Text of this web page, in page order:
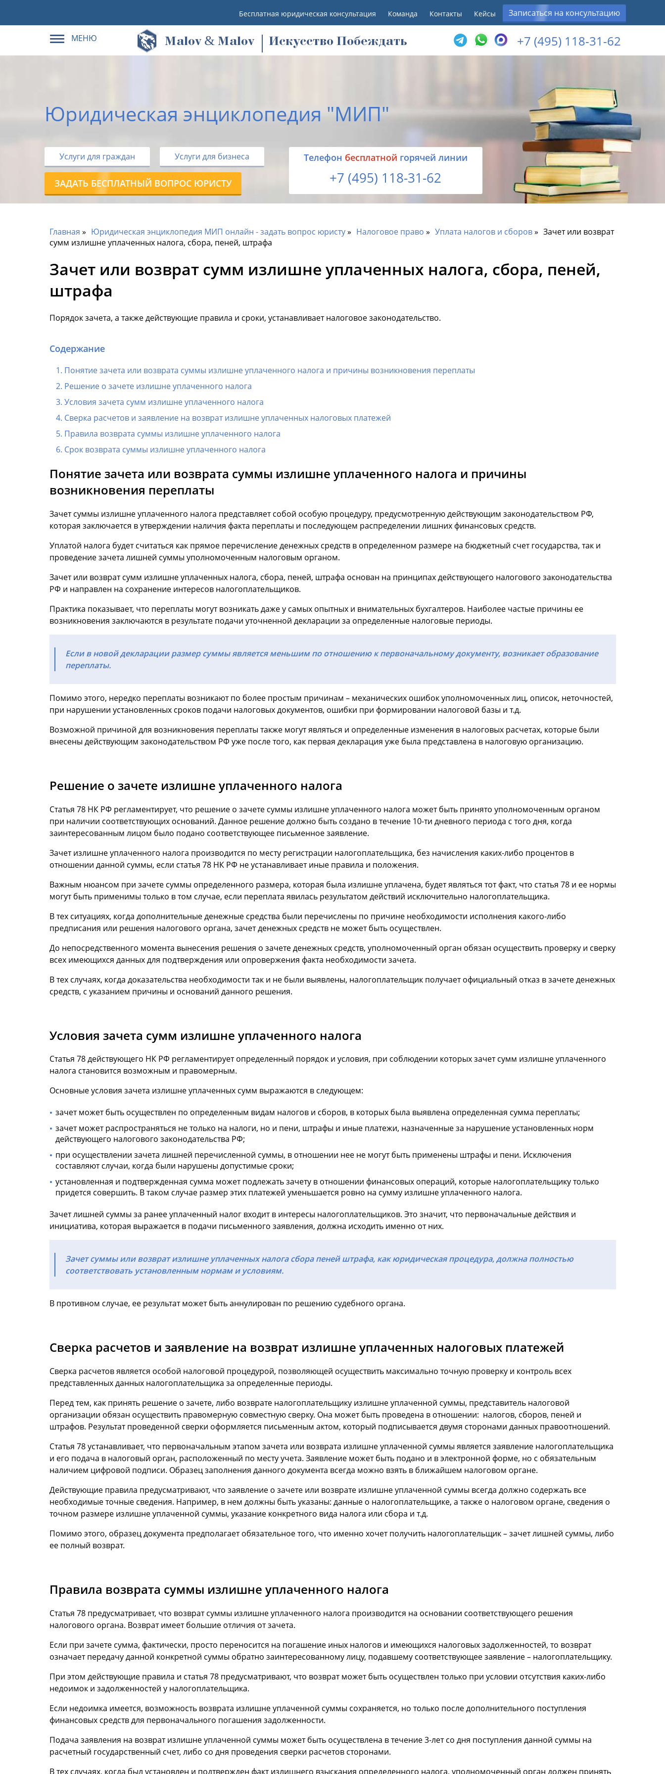
Бесплатная юридическая консультация Команда Контакты Кейсы Записаться на консультацию
МЕНЮ Malov & Malov Искусство Побеждать +7 (495) 118-31-62
Юридическая энциклопедия "МИП"
Услуги для граждан Услуги для бизнеса
ЗАДАТЬ БЕСПЛАТНЫЙ ВОПРОС ЮРИСТУ
Tелефон бесплатной горячей линии
+7 (495) 118-31-62
Главная Юридическая энциклопедия МИП онлайн - задать вопрос юристу Налоговое право Уплата налогов и сборов
Зачет или возврат
сумм излишне уплаченных налога, сбора, пеней, штрафа
Зачет или возврат сумм излишне уплаченных налога, сбора, пеней,
штрафа
Порядок зачета, а также действующие правила и сроки, устанавливает налоговое законодательство.
Содержание
Понятие зачета или возврата суммы излишне уплаченного налога и причины возникновения переплаты
Решение о зачете излишне уплаченного налога
Условия зачета сумм излишне уплаченного налога
Сверка расчетов и заявление на возврат излишне уплаченных налоговых платежей
Правила возврата суммы излишне уплаченного налога
Срок возврата суммы излишне уплаченного налога
Понятие зачета или возврата суммы излишне уплаченного налога и причины
возникновения переплаты
Зачет суммы излишне уплаченного налога представляет собой особую процедуру, предусмотренную действующим законодательством РФ,
которая заключается в утверждении наличия факта переплаты и последующем распределении лишних финансовых средств.
Уплатой налога будет считаться как прямое перечисление денежных средств в определенном размере на бюджетный счет государства, так и
проведение зачета лишней суммы уполномоченным налоговым органом.
Зачет или возврат сумм излишне уплаченных налога, сбора, пеней, штрафа основан на принципах действующего налогового законодательства
РФ и направлен на сохранение интересов налогоплательщиков.
Практика показывает, что переплаты могут возникать даже у самых опытных и внимательных бухгалтеров. Наиболее частые причины ее
возникновения заключаются в результате подачи уточненной декларации за определенные налоговые периоды.
Если в новой декларации размер суммы является меньшим по отношению к первоначальному документу, возникает образование
переплаты.
Помимо этого, нередко переплаты возникают по более простым причинам – механических ошибок уполномоченных лиц, описок, неточностей,
при нарушении установленных сроков подачи налоговых документов, ошибки при формировании налоговой базы и т.д.
Возможной причиной для возникновения переплаты также могут являться и определенные изменения в налоговых расчетах, которые были
внесены действующим законодательством РФ уже после того, как первая декларация уже была представлена в налоговую организацию.
Решение о зачете излишне уплаченного налога
Статья 78 НК РФ регламентирует, что решение о зачете суммы излишне уплаченного налога может быть принято уполномоченным органом
при наличии соответствующих оснований. Данное решение должно быть создано в течение 10-ти дневного периода с того дня, когда
заинтересованным лицом было подано соответствующее письменное заявление.
Зачет излишне уплаченного налога производится по месту регистрации налогоплательщика, без начисления каких-либо процентов в
отношении данной суммы, если статья 78 НК РФ не устанавливает иные правила и положения.
Важным нюансом при зачете суммы определенного размера, которая была излишне уплачена, будет являться тот факт, что статья 78 и ее нормы
могут быть применимы только в том случае, если переплата явилась результатом действий исключительно налогоплательщика.
В тех ситуациях, когда дополнительные денежные средства были перечислены по причине необходимости исполнения какого-либо
предписания или решения налогового органа, зачет денежных средств не может быть осуществлен.
До непосредственного момента вынесения решения о зачете денежных средств, уполномоченный орган обязан осуществить проверку и сверку
всех имеющихся данных для подтверждения или опровержения факта необходимости зачета.
В тех случаях, когда доказательства необходимости так и не были выявлены, налогоплательщик получает официальный отказ в зачете денежных
средств, с указанием причины и оснований данного решения.
Условия зачета сумм излишне уплаченного налога
Статья 78 действующего НК РФ регламентирует определенный порядок и условия, при соблюдении которых зачет сумм излишне уплаченного
налога становится возможным и правомерным.
Основные условия зачета излишне уплаченных сумм выражаются в следующем:
зачет может быть осуществлен по определенным видам налогов и сборов, в которых была выявлена определенная сумма переплаты;
зачет может распространяться не только на налоги, но и пени, штрафы и иные платежи, назначенные за нарушение установленных норм
действующего налогового законодательства РФ;
при осуществлении зачета лишней перечисленной суммы, в отношении нее не могут быть применены штрафы и пени. Исключения
составляют случаи, когда были нарушены допустимые сроки;
установленная и подтвержденная сумма может подлежать зачету в отношении финансовых операций, которые налогоплательщику только
придется совершить. В таком случае размер этих платежей уменьшается ровно на сумму излишне уплаченного налога.
Зачет лишней суммы за ранее уплаченный налог входит в интересы налогоплательщиков. Это значит, что первоначальные действия и
инициатива, которая выражается в подачи письменного заявления, должна исходить именно от них.
Зачет суммы или возврат излишне уплаченных налога сбора пеней штрафа, как юридическая процедура, должна полностью
соответствовать установленным нормам и условиям.
В противном случае, ее результат может быть аннулирован по решению судебного органа.
Сверка расчетов и заявление на возврат излишне уплаченных налоговых платежей
Сверка расчетов является особой налоговой процедурой, позволяющей осуществить максимально точную проверку и контроль всех
представленных данных налогоплательщика за определенные периоды.
Перед тем, как принять решение о зачете, либо возврате налогоплательщику излишне уплаченной суммы, представитель налоговой
организации обязан осуществить правомерную совместную сверку. Она может быть проведена в отношении: налогов, сборов, пеней и
штрафов. Результат проведенной сверки оформляется письменным актом, который подписывается двумя сторонами данных правоотношений.
Статья 78 устанавливает, что первоначальным этапом зачета или возврата излишне уплаченной суммы является заявление налогоплательщика
и его подача в налоговый орган, расположенный по месту учета. Заявление может быть подано и в электронной форме, но с обязательным
наличием цифровой подписи. Образец заполнения данного документа всегда можно взять в ближайшем налоговом органе.
Действующие правила предусматривают, что заявление о зачете или возврате излишне уплаченной суммы всегда должно содержать все
необходимые точные сведения. Например, в нем должны быть указаны: данные о налогоплательщике, а также о налоговом органе, сведения о
точном размере излишне уплаченной суммы, указание конкретного вида налога или сбора и т.д.
Помимо этого, образец документа предполагает обязательное того, что именно хочет получить налогоплательщик – зачет лишней суммы, либо
ее полный возврат.
Правила возврата суммы излишне уплаченного налога
Статья 78 предусматривает, что возврат суммы излишне уплаченного налога производится на основании соответствующего решения
налогового органа. Возврат имеет большие отличия от зачета.
Если при зачете сумма, фактически, просто переносится на погашение иных налогов и имеющихся налоговых задолженностей, то возврат
означает передачу данной конкретной суммы обратно заинтересованному лицу, подавшему соответствующее заявление – налогоплательщику.
При этом действующие правила и статья 78 предусматривают, что возврат может быть осуществлен только при условии отсутствия каких-либо
недоимок и задолженностей у налогоплательщика.
Если недоимка имеется, возможность возврата излишне уплаченной суммы сохраняется, но только после дополнительного поступления
финансовых средств для первоначального погашения задолженности.
Подача заявления на возврат излишне уплаченной суммы может быть осуществлена в течение 3-лет со дня поступления данной суммы на
расчетный государственный счет, либо со дня проведения сверки расчетов сторонами.
В тех случаях, когда был установлен и подтвержден факт излишнего взыскания определенного налога, уполномоченный орган должен принять